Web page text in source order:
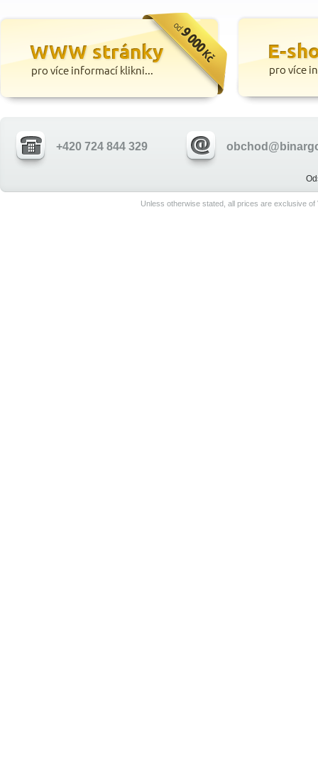
+420 724 844 329
Unless otherwise stated, all prices are exclusive